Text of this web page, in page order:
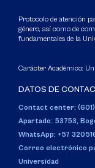
Protocolo de atención
género, así como de
fundamentales de la
Carácter Académico:
DATOS DE
Contact center:
Apartado: 53753,
WhatsApp: +57
Correo electrónico
Universidad